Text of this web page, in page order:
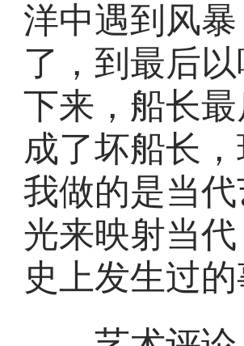
洋中遇到风
了，到最后
下来，船长
成了坏船长
我做的是当
光来映射当
史上发生过的